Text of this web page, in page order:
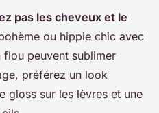
pas les cheveux et le
ou hippie chic avec
flou peuvent sublimer
préférez un look
gloss sur les lèvres et une